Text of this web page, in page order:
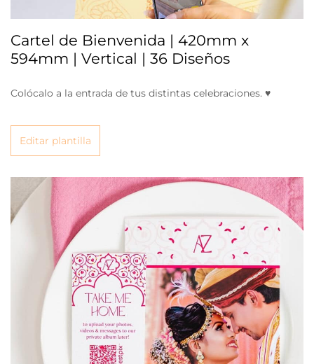
Cartel de Bienvenida | 420mm x
594mm | Vertical | 36 Diseños
Colócalo a la entrada de tus distintas celebraciones. ♥
Editar plantilla